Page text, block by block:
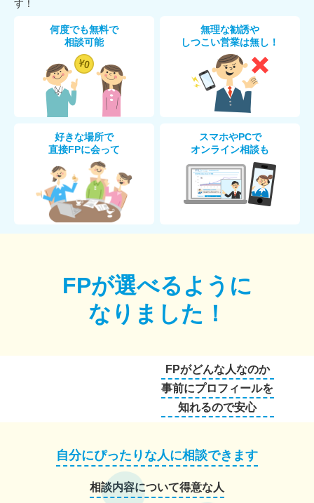
す！
何度でも無料で
相談可能
無理な勧誘や
しつこい営業は無し！
好きな場所で
直接FPに会って
スマホやPCで
オンライン相談も
FPが選べるように
なりました！
FPがどんな人なのか
事前にプロフィールを
知れるので安心
自分にぴったりな人に相談できます
相談内容について得意な人